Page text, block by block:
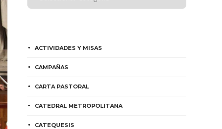
ACTIVIDADES Y MISAS
CAMPAÑAS
CARTA PASTORAL
CATEDRAL METROPOLITANA
CATEQUESIS